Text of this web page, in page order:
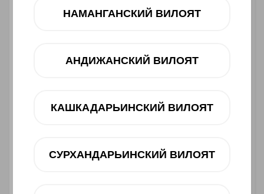
Smartfon
2 290 000 UZS
12 oy dan 265 000 UZS
НАМАНГАНСКИЙ ВИЛОЯТ
АНДИЖАНСКИЙ ВИЛОЯТ
КАШКАДАРЬИНСКИЙ ВИЛОЯТ
СУРХАНДАРЬИНСКИЙ ВИЛОЯТ